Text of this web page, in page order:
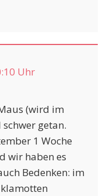
Uhr
(wird im
getan.
1 Woche
wir haben es
Bedenken: im